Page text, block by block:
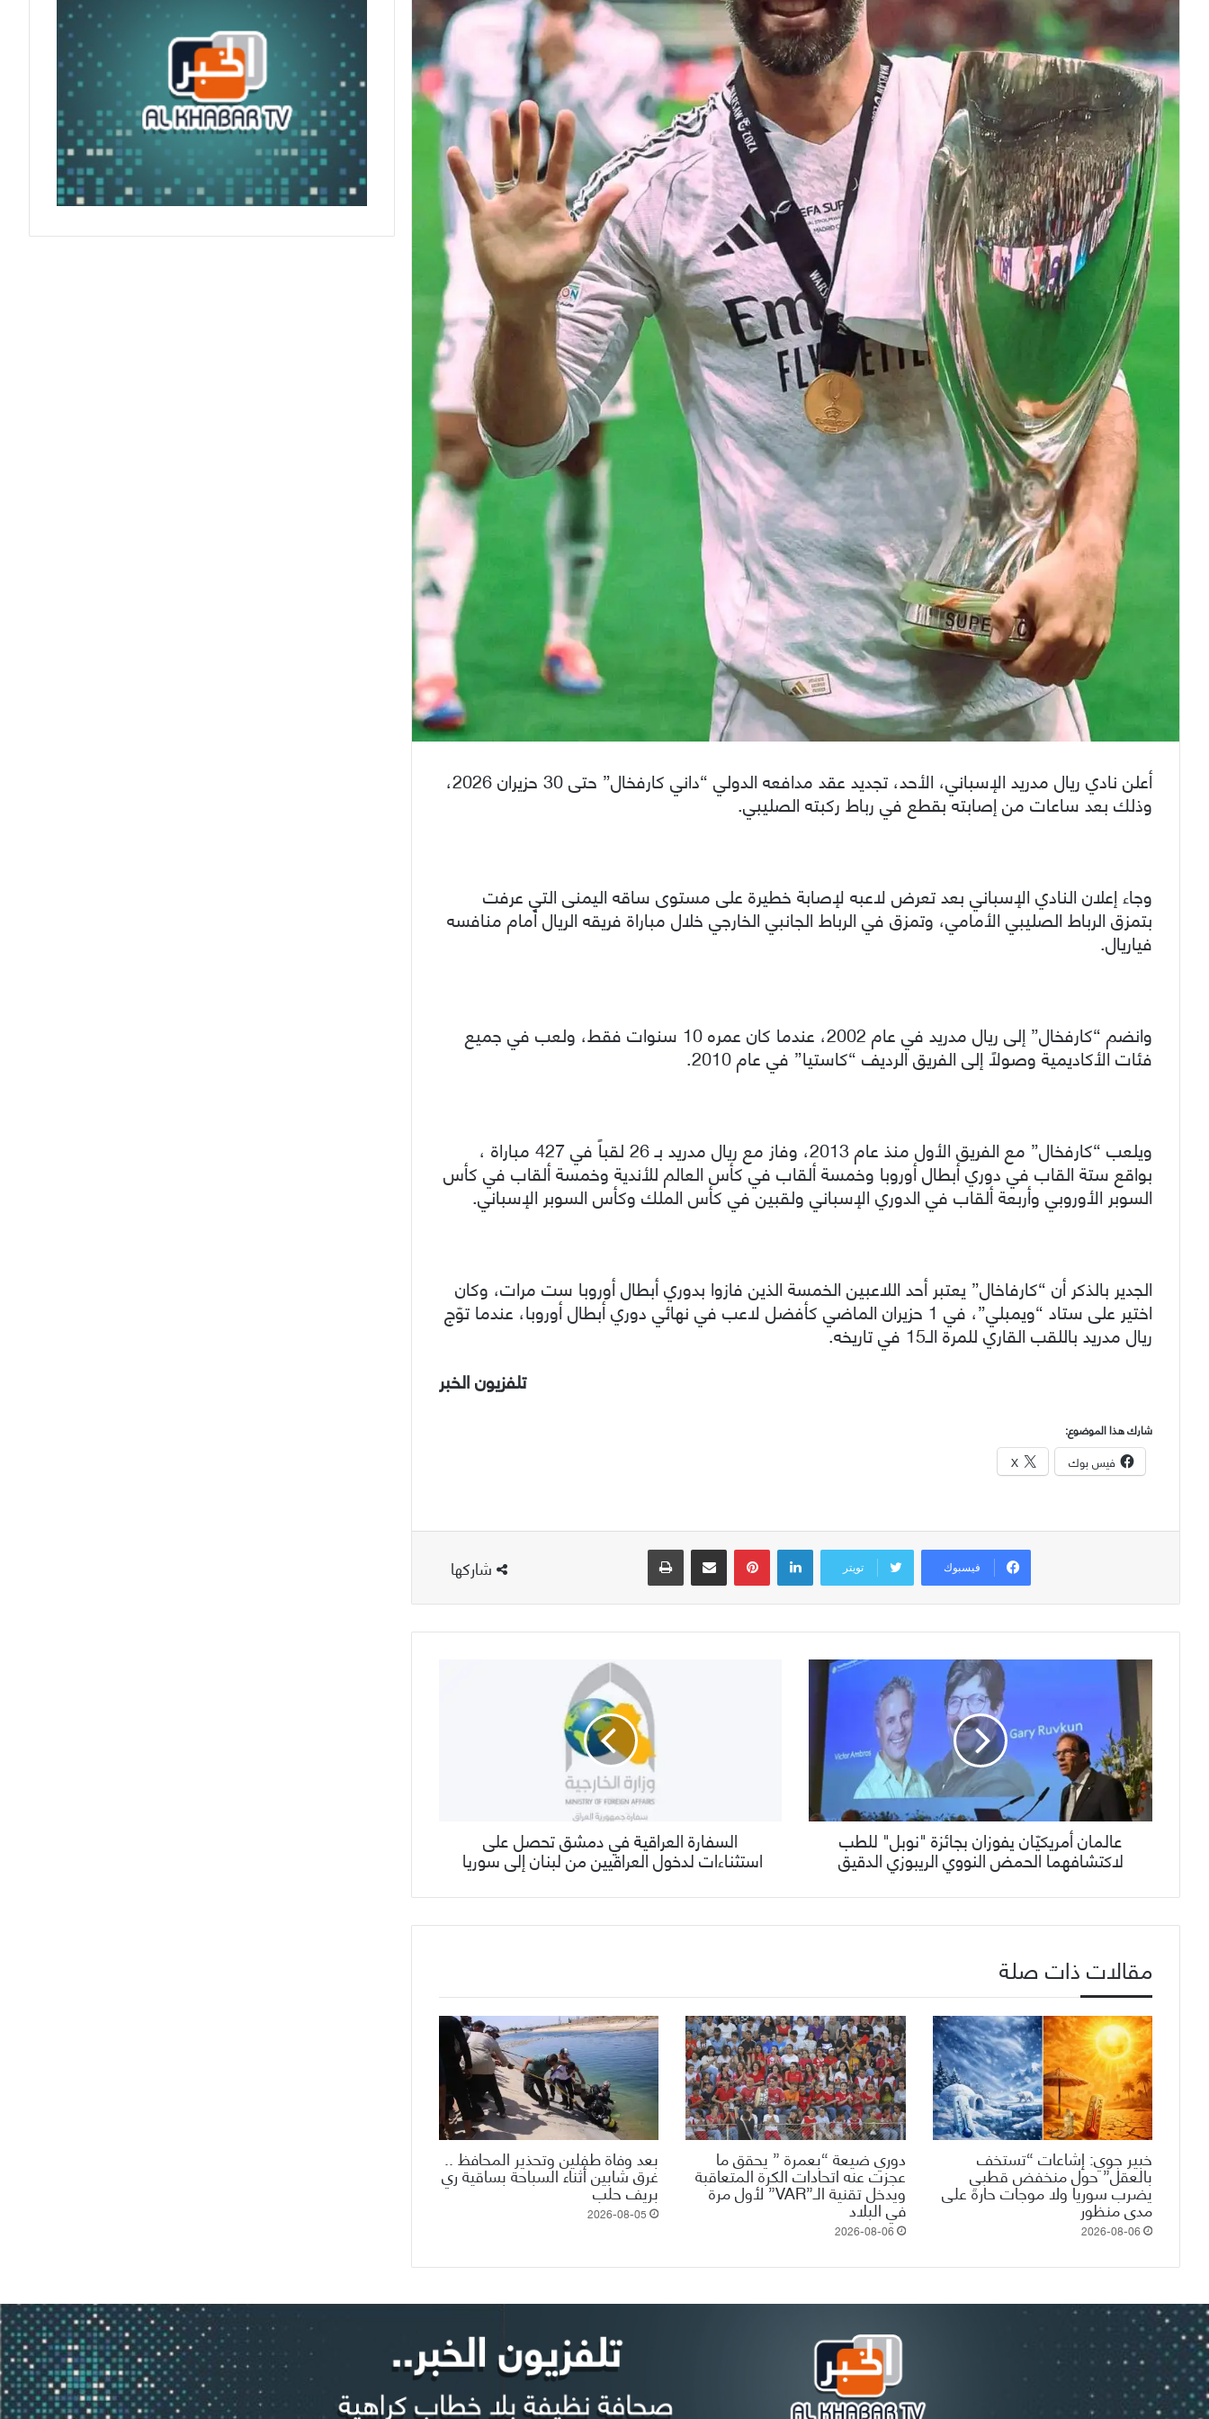
أعلن نادي ريال مدريد الإسباني، الأحد، تجديد عقد مدافعه الدولي “داني كارفخال” حتى 30 حزيران 2026،
وذلك بعد ساعات من إصابته بقطع في رباط ركبته الصليبي.
وجاء إعلان النادي الإسباني بعد تعرض لاعبه لإصابة خطيرة على مستوى ساقه اليمنى التي عرفت
بتمزق الرباط الصليبي الأمامي، وتمزق في الرباط الجانبي الخارجي خلال مباراة فريقه الريال أمام منافسه
فياريال.
وانضم “كارفخال” إلى ريال مدريد في عام 2002، عندما كان عمره 10 سنوات فقط، ولعب في جميع
فئات الأكاديمية وصولاً إلى الفريق الرديف “كاستيا” في عام 2010.
ويلعب “كارفخال” مع الفريق الأول منذ عام 2013، وفاز مع ريال مدريد بـ 26 لقباً في 427 مباراة ،
بواقع ستة القاب في دوري أبطال أوروبا وخمسة ألقاب في كأس العالم للأندية وخمسة ألقاب في كأس
السوبر الأوروبي وأربعة ألقاب في الدوري الإسباني ولقبين في كأس الملك وكأس السوبر الإسباني.
الجدير بالذكر أن “كارفاخال” يعتبر أحد اللاعبين الخمسة الذين فازوا بدوري أبطال أوروبا ست مرات، وكان
اختير على ستاد “ويمبلي”، في 1 حزيران الماضي كأفضل لاعب في نهائي دوري أبطال أوروبا، عندما توّج
ريال مدريد باللقب القاري للمرة الـ15 في تاريخه.
تلفزيون الخبر
شارك هذا الموضوع:
فيس بوك X
شاركها فيسبوك تويتر
لينكدإن بينتيريست مشاركة عبر البريد طباعة
عالمان أمريكيّان يفوزان بجائزة "نوبل" للطب
لاكتشافهما الحمض النووي الريبوزي الدقيق
السفارة العراقية في دمشق تحصل على
استثناءات لدخول العراقيين من لبنان إلى سوريا
مقالات ذات صلة
خبير جوي: إشاعات “تستخف
بالعقل” حول منخفض قطبي
يضرب سوريا ولا موجات حارة على
مدى منظور
2026-08-06
دوري ضيعة “بعمرة ” يحقق ما
عجزت عنه اتحادات الكرة المتعاقبة
ويدخل تقنية الـ”VAR” لأول مرة
في البلاد
2026-08-06
بعد وفاة طفلين وتحذير المحافظ ..
غرق شابين أثناء السباحة بساقية ري
بريف حلب
2026-08-05